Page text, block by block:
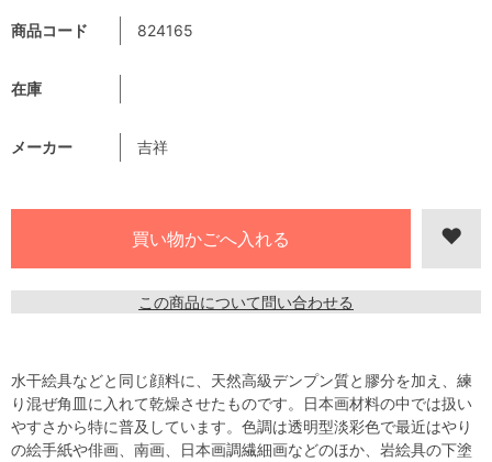
商品コード 824165
在庫
メーカー 吉祥
この商品について問い合わせる
水干絵具などと同じ顔料に、天然高級デンプン質と膠分を加え、練
り混ぜ角皿に入れて乾燥させたものです。日本画材料の中では扱い
やすさから特に普及しています。色調は透明型淡彩色で最近はやり
の絵手紙や俳画、南画、日本画調繊細画などのほか、岩絵具の下塗